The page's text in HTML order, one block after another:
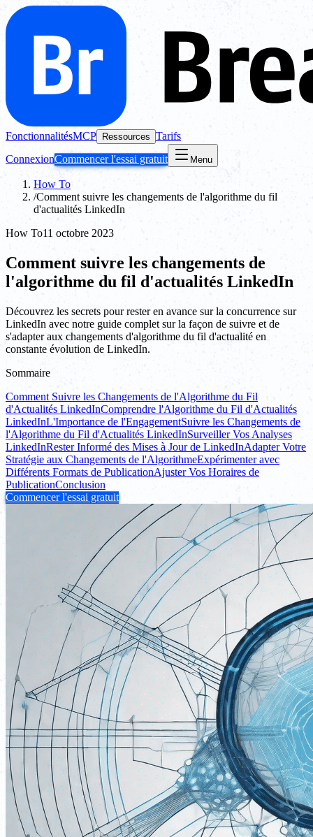
FonctionnalitésMCP Ressources Tarifs
ConnexionCommencer l'essai gratuit Menu
How To
/Comment suivre les changements de l'algorithme du fil
d'actualités LinkedIn
How To11 octobre 2023
Comment suivre les changements de
l'algorithme du fil d'actualités LinkedIn
Découvrez les secrets pour rester en avance sur la concurrence sur
LinkedIn avec notre guide complet sur la façon de suivre et de
s'adapter aux changements d'algorithme du fil d'actualité en
constante évolution de LinkedIn.
Sommaire
Comment Suivre les Changements de l'Algorithme du Fil
d'Actualités LinkedInComprendre l'Algorithme du Fil d'Actualités
LinkedInL'Importance de l'EngagementSuivre les Changements de
l'Algorithme du Fil d'Actualités LinkedInSurveiller Vos Analyses
LinkedInRester Informé des Mises à Jour de LinkedInAdapter Votre
Stratégie aux Changements de l'AlgorithmeExpérimenter avec
Différents Formats de PublicationAjuster Vos Horaires de
PublicationConclusion
Commencer l'essai gratuit